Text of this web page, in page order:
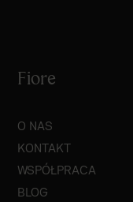
Fiore
O NAS
KONTAKT
WSPÓŁPRACA
BLOG